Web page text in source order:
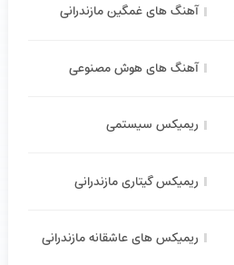
آهنگ های غمگین مازندرانی
آهنگ های هوش مصنوعی
ریمیکس سیستمی
ریمیکس گیتاری مازندرانی
ریمیکس های عاشقانه مازندرانی